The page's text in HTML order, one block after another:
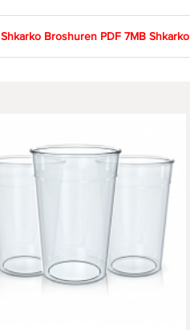
Shkarko Broshuren PDF 7MBShkarko